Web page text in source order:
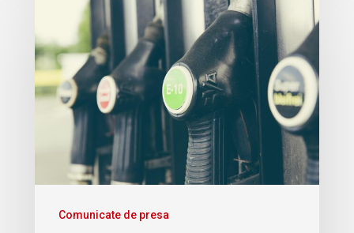
Comunicate de presa